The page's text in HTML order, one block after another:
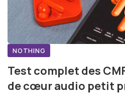
NOTHING
Test complet des
de cœur audio petit